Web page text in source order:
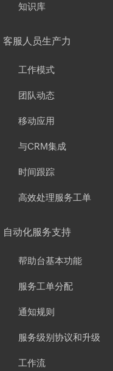
知识库
客服人员生产力
工作模式
团队动态
移动应用
与CRM集成
时间跟踪
高效处理服务工单
自动化服务支持
帮助台基本功能
服务工单分配
通知规则
服务级别协议和升级
工作流